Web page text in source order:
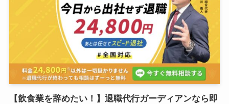
【飲食業を辞めたい！】退職代行ガーディアンなら即